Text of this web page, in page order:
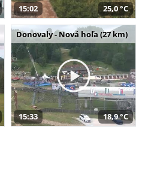
15:02 25,0 °C
Donovaly - Nová hoľa (27 km)
15:33 18,9 °C